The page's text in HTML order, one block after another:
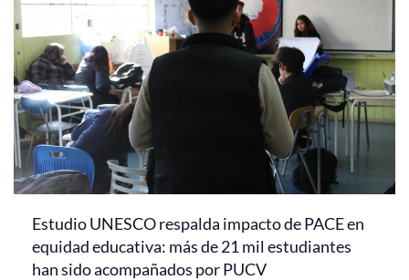
Estudio UNESCO respalda impacto de PACE en
equidad educativa: más de 21 mil estudiantes
han sido acompañados por PUCV